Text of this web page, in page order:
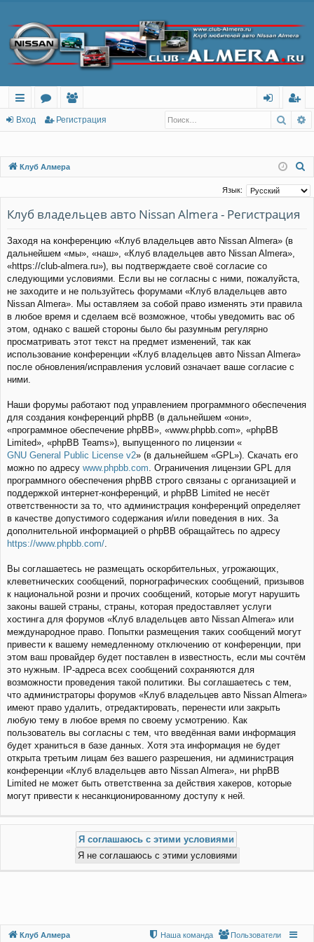
с
лк
о
м
ол
ов
ег
тр
ац
Вход Регистрация
Клуб Алмера
и
Язык:
Клуб владельцев авто Nissan Almera - Регистрация
Заходя на конференцию «Клуб владельцев авто Nissan Almera» (в
дальнейшем «мы», «наш», «Клуб владельцев авто Nissan Almera»,
«https://club-almera.ru»), вы подтверждаете своё согласие со
следующими условиями. Если вы не согласны с ними, пожалуйста,
не заходите и не пользуйтесь форумами «Клуб владельцев авто
Nissan Almera». Мы оставляем за собой право изменять эти правила
в любое время и сделаем всё возможное, чтобы уведомить вас об
этом, однако с вашей стороны было бы разумным регулярно
просматривать этот текст на предмет изменений, так как
использование конференции «Клуб владельцев авто Nissan Almera»
после обновления/исправления условий означает ваше согласие с
ними.
Наши форумы работают под управлением программного обеспечения
для создания конференций phpBB (в дальнейшем «они»,
«программное обеспечение phpBB», «www.phpbb.com», «phpBB
Limited», «phpBB Teams»), выпущенного по лицензии «
GNU General Public License v2» (в дальнейшем «GPL»). Скачать его
можно по адресу www.phpbb.com. Ограничения лицензии GPL для
программного обеспечения phpBB строго связаны с организацией и
поддержкой интернет-конференций, и phpBB Limited не несёт
ответственности за то, что администрация конференций определяет
в качестве допустимого содержания и/или поведения в них. За
дополнительной информацией о phpBB обращайтесь по адресу
https://www.phpbb.com/.
Вы соглашаетесь не размещать оскорбительных, угрожающих,
клеветнических сообщений, порнографических сообщений, призывов
к национальной розни и прочих сообщений, которые могут нарушить
законы вашей страны, страны, которая предоставляет услуги
хостинга для форумов «Клуб владельцев авто Nissan Almera» или
международное право. Попытки размещения таких сообщений могут
привести к вашему немедленному отключению от конференции, при
этом ваш провайдер будет поставлен в известность, если мы сочтём
это нужным. IP-адреса всех сообщений сохраняются для
возможности проведения такой политики. Вы соглашаетесь с тем,
что администраторы форумов «Клуб владельцев авто Nissan Almera»
имеют право удалить, отредактировать, перенести или закрыть
любую тему в любое время по своему усмотрению. Как
пользователь вы согласны с тем, что введённая вами информация
будет храниться в базе данных. Хотя эта информация не будет
открыта третьим лицам без вашего разрешения, ни администрация
конференции «Клуб владельцев авто Nissan Almera», ни phpBB
Limited не может быть ответственна за действия хакеров, которые
могут привести к несанкционированному доступу к ней.
Клуб Алмера Пользователи
Наша команда